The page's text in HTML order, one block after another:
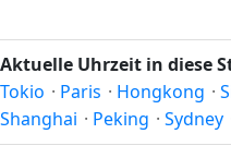
Aktuelle Uhrzeit in diese
Tokio · Paris · Hongkong ·
Shanghai · Peking · Sydney